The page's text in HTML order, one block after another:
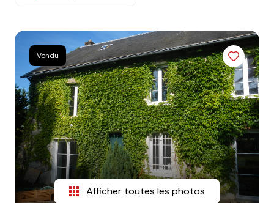
NOS
AGENCES
CONTACT
Vendu
Afficher toutes les photos